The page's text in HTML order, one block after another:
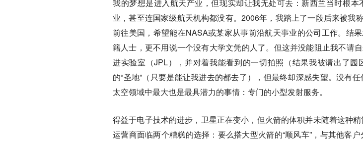
我的梦想是进入航天产业，但现实却让我无处可去：新西兰当时根
业，甚至连国家级航天机构都没有。2006年，我踏上了一段后来被我称
前往美国，希望能在NASA或某家从事前沿航天事业的公司工作。结
籍人士，更不用说一个没有大学文凭的人了。但这并没能阻止我不请
进实验室（JPL），并对着我能看到的一切拍照（结果我被请出了园
的“圣地”（只要是能让我进去的都去了），但最终却深感失望。没有
太空领域中最大也是最具潜力的事情：专门的小型发射服务。
得益于电子技术的进步，卫星正在变小，但火箭的体积并未随着这种
运营商面临两个糟糕的选择：要么搭大型火箭的“顺风车”，与其他客